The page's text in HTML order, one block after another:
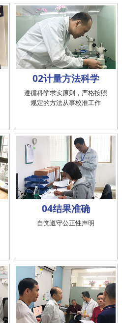
02计量方法科学
遵循科学求实原则，严格按照
规定的方法从事校准工作
04结果准确
自觉遵守公正性声明